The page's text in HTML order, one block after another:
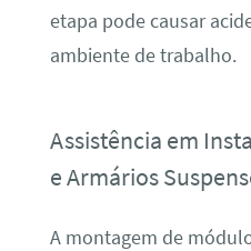
etapa pode causar
ambiente de trabalho.
Assistência em
e Armários
A montagem de